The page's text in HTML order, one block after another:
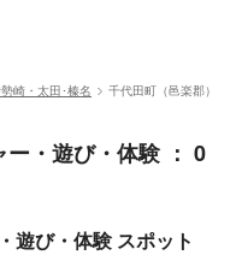
崎・太田･榛名 千代田町（邑楽郡）
・遊び・体験 ： 0
遊び・体験 スポット